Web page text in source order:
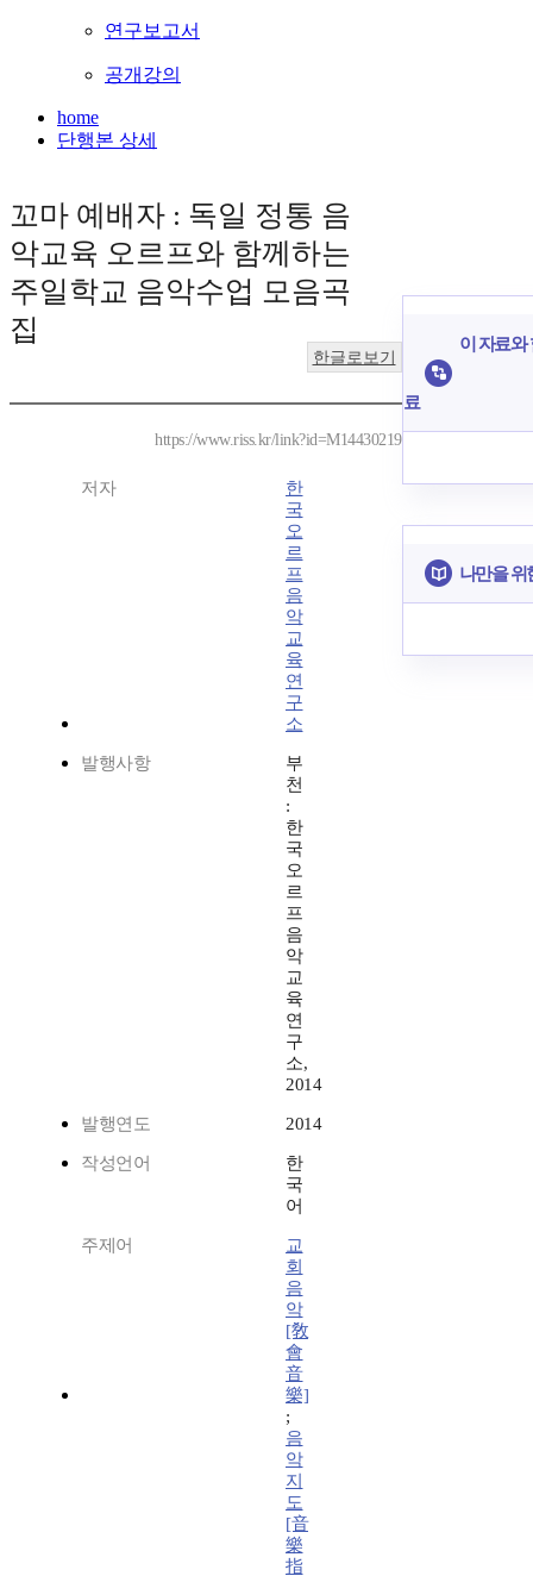
연구보고서
공개강의
home
단행본 상세
꼬마 예배자 : 독일 정통 음
악교육 오르프와 함께하는
주일학교 음악수업 모음곡
집
한글로보기
https://www.riss.kr/link?id=M14430219
저자
한
국
오
르
프
음
악
교
육
연
구
소
발행사항
부
천
:
한
국
오
르
프
음
악
교
육
연
구
소,
2014
발행연도 2014
작성언어
한
국
어
주제어
교
회
음
악
[敎
會
音
樂]
;
음
악
지
도
[音
樂
指
이 자료와
료
나만을 위